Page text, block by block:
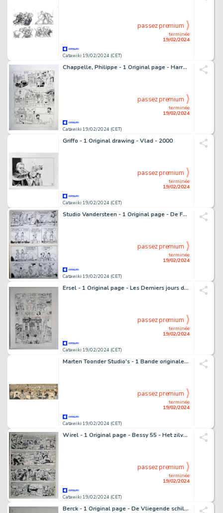
Catawiki 19/02/2024 (CET)
terminée
19/02/2024
passez premium
Chappelle, Philippe - 1 Original page - Harry Dickson T10 - Les Gardiens du diable - 2015
Catawiki 19/02/2024 (CET)
terminée
19/02/2024
passez premium
Griffo - 1 Original drawing - Vlad - 2000
Catawiki 19/02/2024 (CET)
terminée
19/02/2024
passez premium
Studio Vandersteen - 1 Original page - De Familie Snoek - (jaren 1960)
Catawiki 19/02/2024 (CET)
terminée
19/02/2024
passez premium
Ersel - 1 Original page - Les Derniers jours de la Géhenne
Catawiki 19/02/2024 (CET)
terminée
19/02/2024
passez premium
Marten Toonder Studio's - 1 Bande originale - Panda - Panda and the treasure island - 1952
Catawiki 19/02/2024 (CET)
terminée
19/02/2024
passez premium
Wirel - 1 Original page - Bessy 55 - Het zilverspoor - 1964
Catawiki 19/02/2024 (CET)
terminée
19/02/2024
passez premium
Berck - 1 Original page - De Vliegende schildpad - 1965